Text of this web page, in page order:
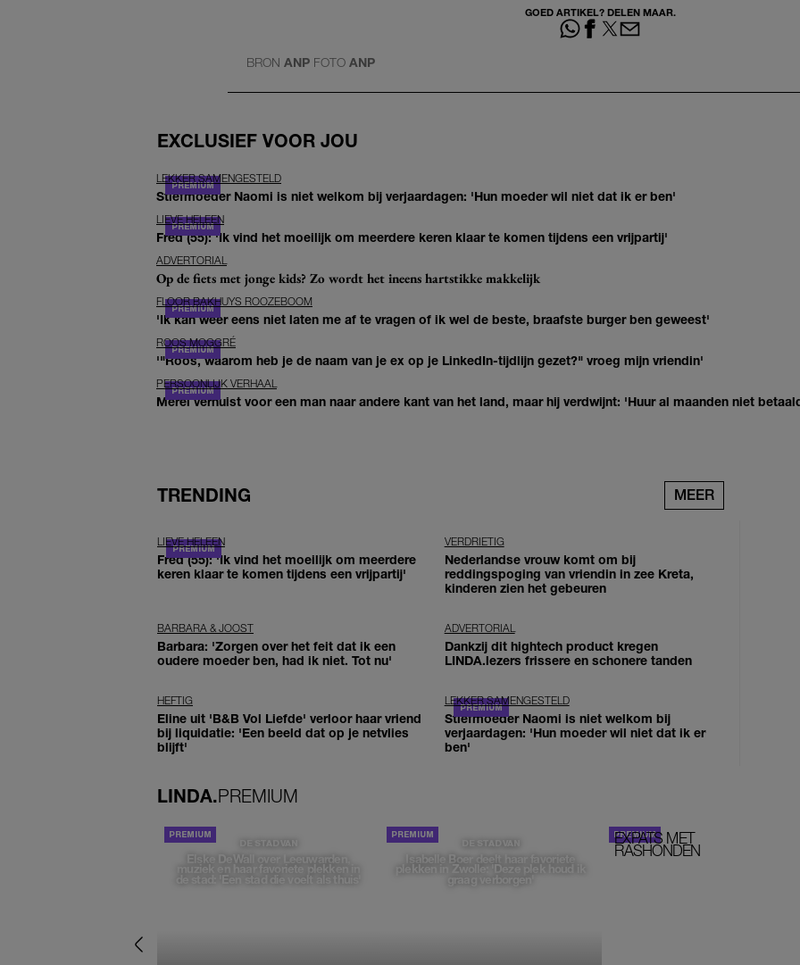
GOED ARTIKEL? DELEN MAAR.
BRON ANP FOTO ANP
EXCLUSIEF VOOR JOU
LEKKER SAMENGESTELD
Stiefmoeder Naomi is niet welkom bij verjaardagen: 'Hun moeder wil niet dat ik er ben'
LIEVE HELEEN
Fred (55): 'Ik vind het moeilijk om meerdere keren klaar te komen tijdens een vrijpartij'
ADVERTORIAL
Op de fiets met jonge kids? Zo wordt het ineens hartstikke makkelijk
FLOOR BAKHUYS ROOZEBOOM
'Ik kan weer eens niet laten me af te vragen of ik wel de beste, braafste burger ben geweest'
ROOS MOGGRÉ
'"Roos, waarom heb je de naam van je ex op je LinkedIn-tijdlijn gezet?" vroeg mijn vriendin'
PERSOONLIJK VERHAAL
Merel verhuist voor een man naar andere kant van het land, maar hij verdwijnt: 'Huur al maanden niet
TRENDING MEER
LIEVE HELEEN
Fred (55): 'Ik vind het moeilijk om meerdere
keren klaar te komen tijdens een vrijpartij'
VERDRIETIG
Nederlandse vrouw komt om bij
reddingspoging van vriendin in zee Kreta,
kinderen zien het gebeuren
BARBARA & JOOST
Barbara: 'Zorgen over het feit dat ik een
oudere moeder ben, had ik niet. Tot nu'
ADVERTORIAL
Dankzij dit hightech product kregen
LINDA.lezers frissere en schonere tanden
HEFTIG
Eline uit 'B&B Vol Liefde' verloor haar vriend
bij liquidatie: 'Een beeld dat op je netvlies
blijft'
LEKKER SAMENGESTELD
Stiefmoeder Naomi is niet welkom bij
verjaardagen: 'Hun moeder wil niet dat ik er
ben'
LINDA.PREMIUM
DE STAD VAN
Elske DeWall over Leeuwarden,
muziek en haar favoriete plekken in
de stad: 'Een stad die voelt als thuis'
DE STAD VAN
Isabelle Boer deelt haar favoriete
plekken in Zwolle: 'Deze plek houd ik
graag verborgen'
EXPATS MET
RASHONDEN